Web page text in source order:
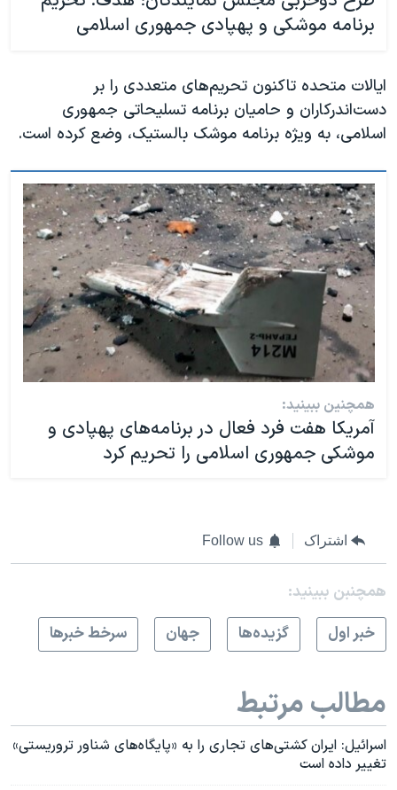
برنامه موشکی و پهپادی جمهوری اسلامی
ایالات متحده تاکنون تحریم‌های متعددی را بر
دست‌اندرکاران و حامیان برنامه‌ تسلیحاتی جمهوری
اسلامی، به ویژه برنامه موشک بالستیک، وضع کرده است.
همچنین ببینید:
آمریکا هفت فرد فعال در برنامه‌های پهپادی و
موشکی جمهوری اسلامی را تحریم کرد
اشتراک Follow us
همچنبن ببینید:
خبر اول
گزيده‌ها جهان سرخط خبرها
مطالب مرتبط
اسرائيل: ایران کشتی‌های تجاری را به «پایگاه‌‌‌های شناور تروریستی»
تغییر داده است